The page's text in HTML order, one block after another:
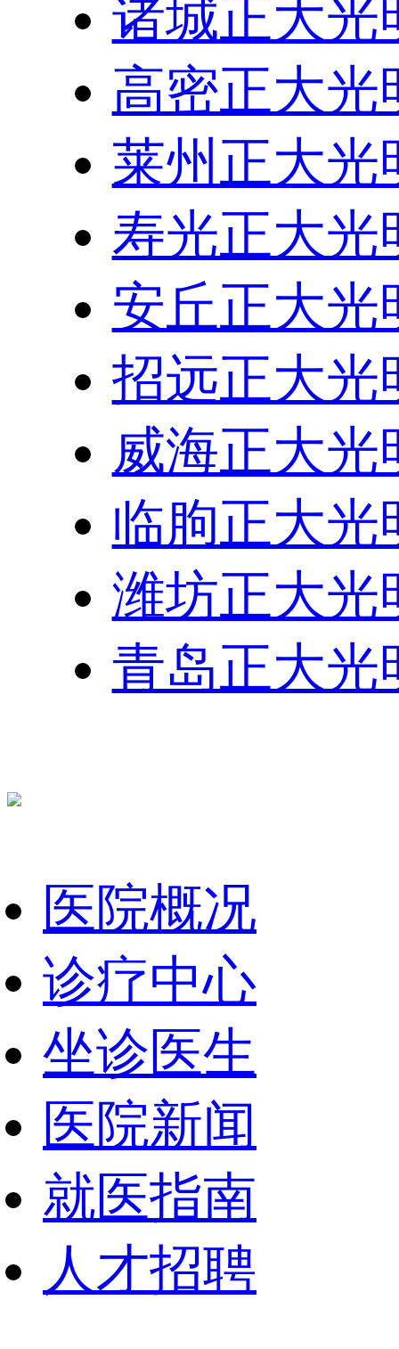
诸城正大光
高密正大光
莱州正大光
寿光正大光
安丘正大光
招远正大光
威海正大光
临朐正大光
潍坊正大光
青岛正大光
医院概况
诊疗中心
坐诊医生
医院新闻
就医指南
人才招聘